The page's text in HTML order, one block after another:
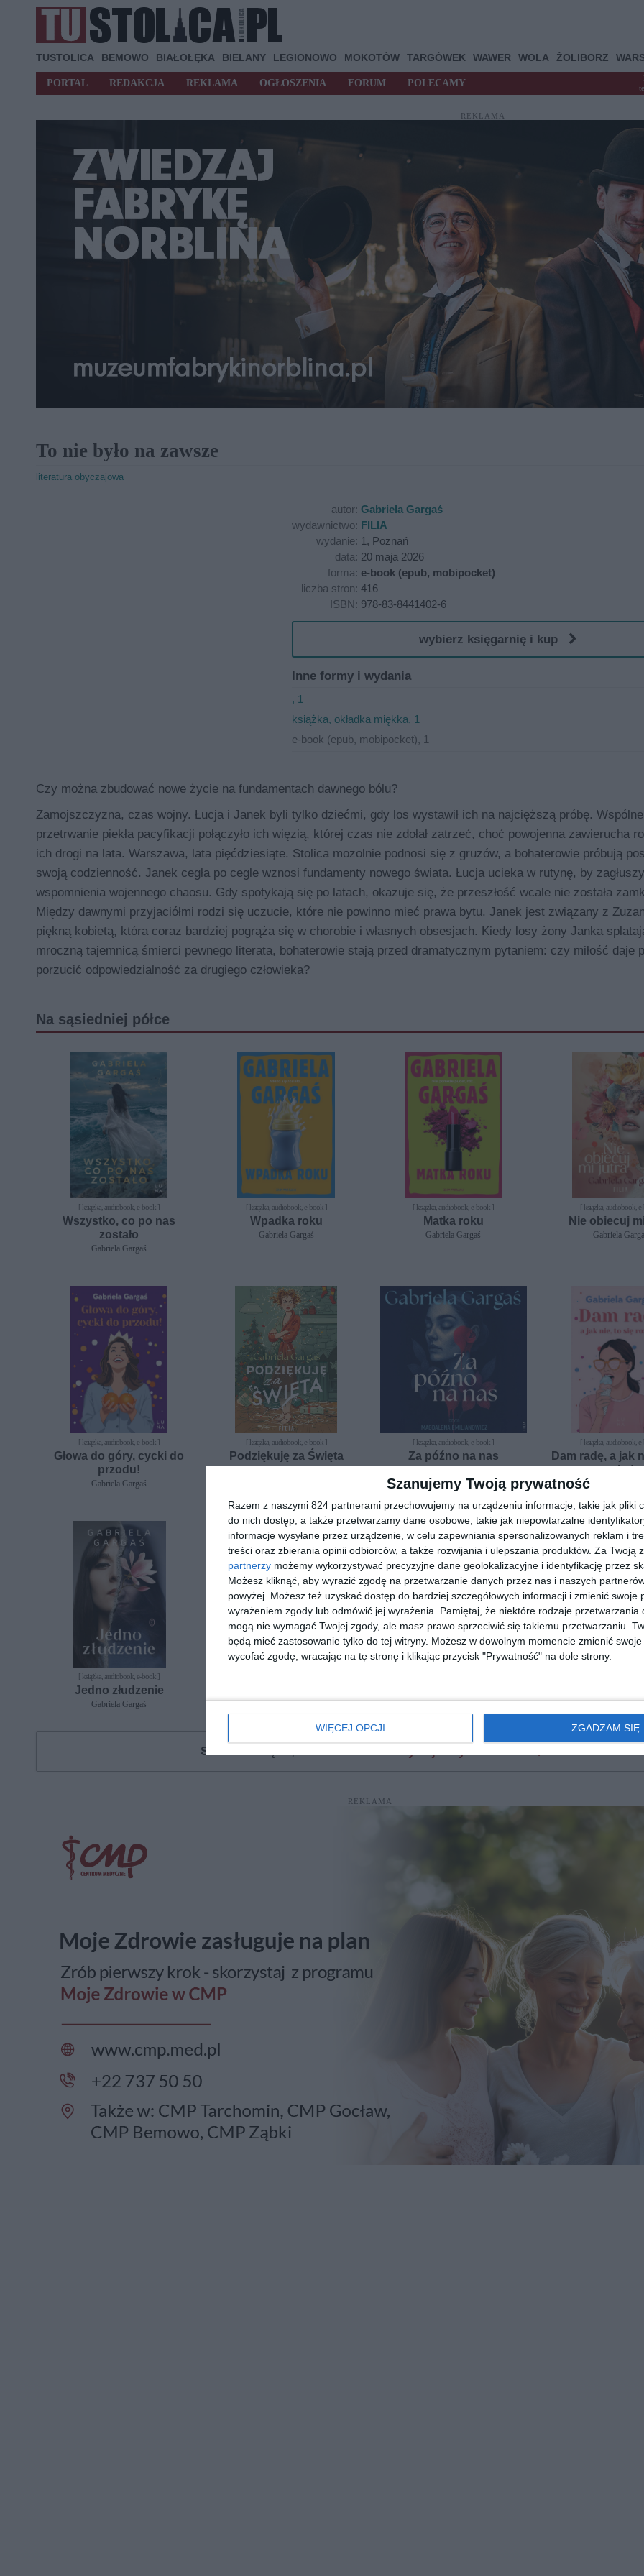
Szanujemy Twoją prywatność
Razem z naszymi 824 partnerami przechowujemy na urządzeniu informacje, takie jak pliki
do nich dostęp, a także przetwarzamy dane osobowe, takie jak niepowtarzalne
informacje wysyłane przez urządzenie, w celu zapewniania spersonalizowanych reklam i
treści oraz zbierania opinii odbiorców, a także rozwijania i ulepszania produktów. Za Twoją
partnerzy możemy wykorzystywać precyzyjne dane geolokalizacyjne i identyfikację przez
Możesz kliknąć, aby wyrazić zgodę na przetwarzanie danych przez nas i naszych
powyżej. Możesz też uzyskać dostęp do bardziej szczegółowych informacji i zmienić swoje
wyrażeniem zgody lub odmówić jej wyrażenia.
Pamiętaj, że niektóre rodzaje przetwarzania
mogą nie wymagać Twojej zgody, ale masz prawo sprzeciwić się takiemu przetwarzaniu.
będą mieć zastosowanie tylko do tej witryny. Możesz w dowolnym momencie zmienić
wycofać zgodę, wracając na tę stronę i klikając przycisk "Prywatność" na dole strony.
WIĘCEJ OPCJI ZGADZAM SIĘ
TUSTOLICA BEMOWO BIAŁOŁĘKA BIELANY LEGIONOWO MOKOTÓW TARGÓWEK WAWER WOLA ŻOLIBORZ
PORTAL REDAKCJA REKLAMA OGŁOSZENIA FORUM POLECAMY
REKLAMA
To nie było na zawsze
literatura obyczajowa
autor: Gabriela Gargaś
wydawnictwo: FILIA
wydanie: 1, Poznań
data: 20 maja 2026
forma: e-book (epub, mobipocket)
liczba stron: 416
ISBN: 978-83-8441402-6
wybierz księgarnię i kup
Inne formy i wydania
, 1
książka, okładka miękka, 1
e-book (epub, mobipocket), 1
Czy można zbudować nowe życie na fundamentach dawnego bólu?
Zamojszczyzna, czas wojny. Łucja i Janek byli tylko dziećmi, gdy los wystawił ich na najcięższą próbę. Wspólne
przetrwanie piekła pacyfikacji połączyło ich więzią, której czas nie zdołał zatrzeć, choć powojenna zawierucha
ich drogi na lata. Warszawa, lata pięćdziesiąte. Stolica mozolnie podnosi się z gruzów, a bohaterowie próbują
swoją codzienność. Janek cegła po cegle wznosi fundamenty nowego świata. Łucja ucieka w rutynę, by
wspomnienia wojennego chaosu. Gdy spotykają się po latach, okazuje się, że przeszłość wcale nie została
Między dawnymi przyjaciółmi rodzi się uczucie, które nie powinno mieć prawa bytu. Janek jest związany z
piękną kobietą, która coraz bardziej pogrąża się w chorobie i własnych obsesjach. Kiedy losy żony Janka
mroczną tajemnicą śmierci pewnego literata, bohaterowie stają przed dramatycznym pytaniem: czy miłość daje
porzucić odpowiedzialność za drugiego człowieka?
Na sąsiedniej półce
[ książka, audiobook, e-book ]
Wszystko, co po nas
zostało
Gabriela Gargaś
[ książka, audiobook, e-book ]
Wpadka roku
Gabriela Gargaś
[ książka, audiobook, e-book ]
Matka roku
Gabriela Gargaś
[ książka, audiobook,
Nie obiecuj
Gabriela
[ książka, audiobook, e-book ]
Głowa do góry, cycki do
przodu!
Gabriela Gargaś
[ książka, audiobook, e-book ]
Podziękuję za Święta
[ książka, audiobook, e-book ]
Za późno na nas
[ książka, audiobook,
Dam radę, a jak
rozjadę
[ książka, audiobook, e-book ]
Jedno złudzenie
Gabriela Gargaś
Szukasz książki, audiobooka?
REKLAMA